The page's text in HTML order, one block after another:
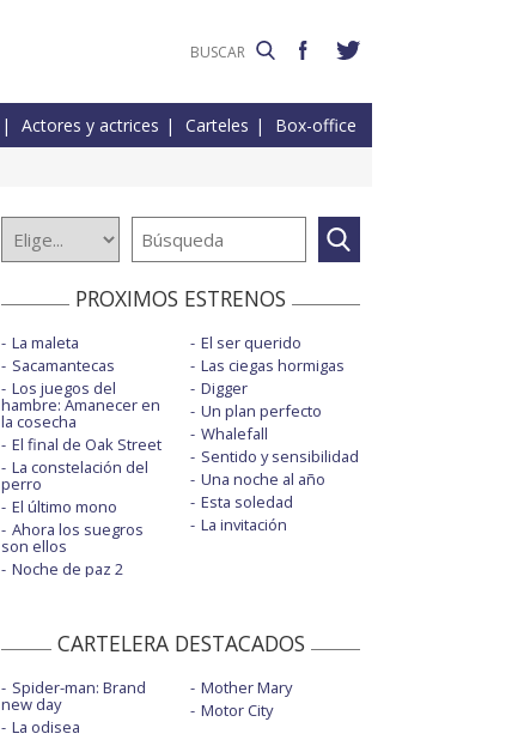
Actores y actrices Carteles Box-office
PROXIMOS ESTRENOS
La maleta
Sacamantecas
Los juegos del
hambre: Amanecer en
la cosecha
El final de Oak Street
La constelación del
perro
El último mono
Ahora los suegros
son ellos
Noche de paz 2
El ser querido
Las ciegas hormigas
Digger
Un plan perfecto
Whalefall
Sentido y sensibilidad
Una noche al año
Esta soledad
La invitación
CARTELERA DESTACADOS
Spider-man: Brand
new day
La odisea
Mother Mary
Motor City